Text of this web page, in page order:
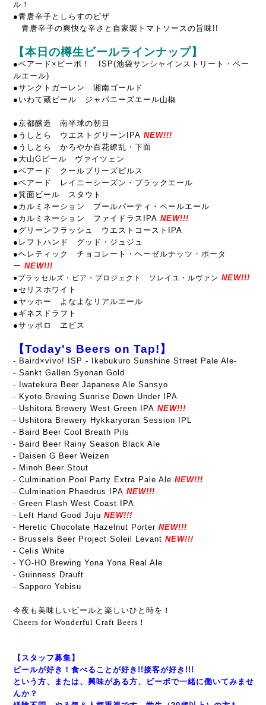
ル！
●青唐辛子としらすのピザ
青唐辛子の爽快な辛さと自家製トマトソースの旨味!!
【本日の樽生ビールラインナップ】
●ベアード×ビーボ！ ISP(池袋サンシャインストリート・ペー
ルエール)
●サンクトガーレン 湘南ゴールド
●いわて蔵ビール ジャパニーズエール山椒
●京都醸造 南半球の朝日
●うしとら ウエストグリーンIPA NEW!!!
●うしとら かろやか百花繚乱・下面
●大山Gビール ヴァイツェン
●ベアード クールブリーズピルス
●ベアード レイニーシーズン・ブラックエール
●箕面ビール スタウト
●カルミネーション プールパーティ・ペールエール
●カルミネーション ファイドラスIPA NEW!!!
●グリーンフラッシュ ウエストコーストIPA
●レフトハンド グッド・ジュジュ
●ヘレティック チョコレート・ヘーゼルナッツ・ポータ
ー NEW!!!
●ブラッセルズ・ビア・プロジェクト ソレイユ・ルヴァン NEW!!!
●セリスホワイト
●ヤッホー よなよなリアルエール
●ギネスドラフト
●サッポロ ヱビス
【Today's Beers on Tap!】
- Baird×vivo! ISP - Ikebukuro Sunshine Street Pale Ale-
- Sankt Gallen Syonan Gold
- Iwatekura Beer Japanese Ale Sansyo
- Kyoto Brewing Sunrise Down Under IPA
- Ushitora Brewery West Green IPA NEW!!!
- Ushitora Brewery Hykkaryoran Session IPL
- Baird Beer Cool Breath Pils
- Baird Beer Rainy Season Black Ale
- Daisen G Beer Weizen
- Minoh Beer Stout
- Culmination Pool Party Extra Pale Ale NEW!!!
- Culmination Phaedrus IPA NEW!!!
- Green Flash West Coast IPA
- Left Hand Good Juju NEW!!!
- Heretic Chocolate Hazelnut Porter NEW!!!
- Brussels Beer Project Soleil Levant NEW!!!
- Celis White
- YO-HO Brewing Yona Yona Real Ale
- Guinness Drauft
- Sapporo Yebisu
今夜も美味しいビールと楽しいひと時を！
Cheers for Wonderful Craft Beers！
【スタッフ募集】
ビールが好き！食べることが好き!!接客が好き!!!
という方、または、興味がある方、ビーボで一緒に働いてみませ
んか？